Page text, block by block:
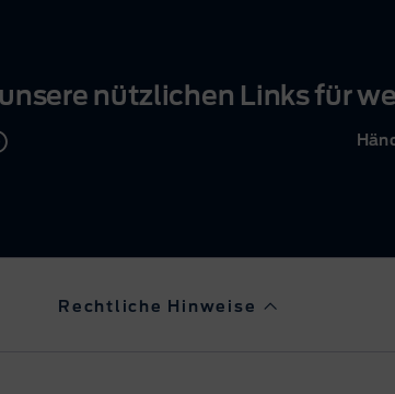
nützlichen Links für
Rechtliche Hinweise